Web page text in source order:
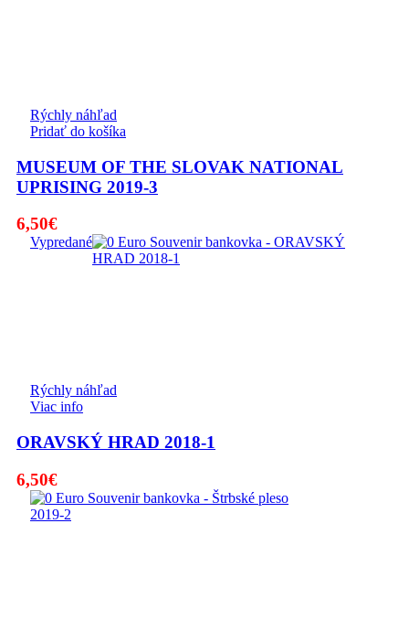
Rýchly náhľad
Pridať do košíka
MUSEUM OF THE SLOVAK NATIONAL
UPRISING 2019-3
6,50€
Vypredané
Rýchly náhľad
Viac info
ORAVSKÝ HRAD 2018-1
6,50€